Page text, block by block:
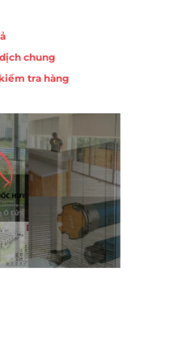
chung
tra hàng